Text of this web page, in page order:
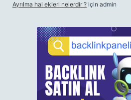
Ayrılma hal ekleri nelerdir ? için admin